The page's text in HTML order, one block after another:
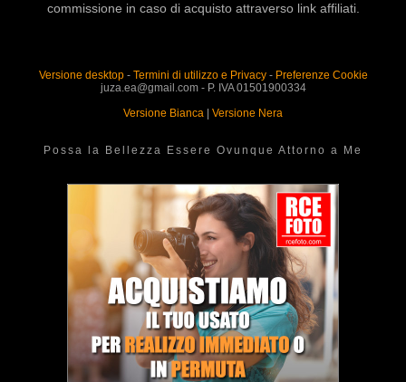
commissione in caso di acquisto attraverso link affiliati.
Versione desktop- Termini di utilizzo e Privacy- Preferenze Cookie
juza.ea@gmail.com - P. IVA 01501900334
Versione Bianca
Versione Nera
Possa la Bellezza Essere Ovunque Attorno a Me